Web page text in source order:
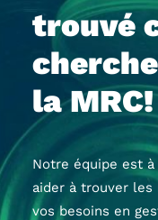
trouvé
la MRC!
Notre équipe est
aider à trouver les
vos besoins en